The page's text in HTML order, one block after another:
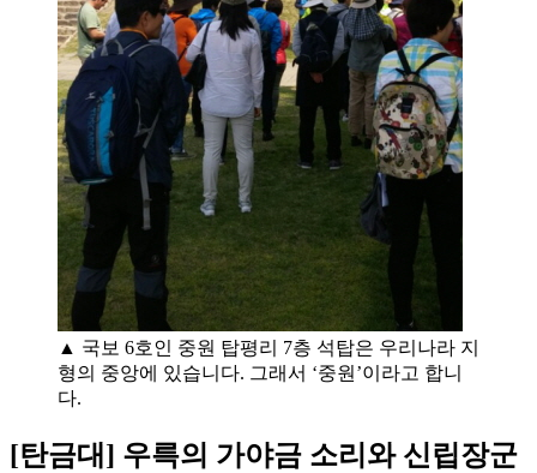
▲ 국보 6호인 중원 탑평리 7층 석탑은 우리나라 지
형의 중앙에 있습니다. 그래서 ‘중원’이라고 합니
다.
[탄금대] 우륵의 가야금 소리와 신립장군